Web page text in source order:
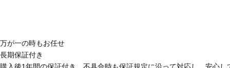
万が一の時もお任せ
長期保証付き